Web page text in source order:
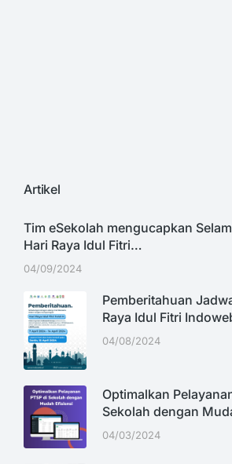
Artikel
Tim eSekolah mengucapkan
Hari Raya Idul Fitri…
04/09/2024
Pemberitahuan
Raya Idul Fitri
04/08/2024
Optimalkan
Sekolah dengan
04/03/2024